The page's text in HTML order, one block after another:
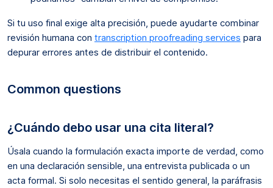
Si tu uso final exige alta precisión, puede ayudarte combinar
revisión humana con transcription proofreading services para
depurar errores antes de distribuir el contenido.
Common questions
¿Cuándo debo usar una cita literal?
Úsala cuando la formulación exacta importe de verdad, como
en una declaración sensible, una entrevista publicada o un
acta formal. Si solo necesitas el sentido general, la paráfrasis